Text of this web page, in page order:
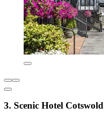
3. Scenic Hotel Cotswold